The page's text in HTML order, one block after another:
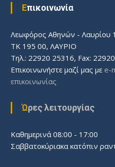
Επικοινωνία
Λεωφόρος Aθηνών - Λαυρίου 1
ΤΚ 195 00, ΛΑΥΡΙΟ
Τηλ.: 22920 25316, Fax:
Επικοινωνήστε μαζί μας με e-
επικοινωνίας
Ώρες λειτουργίας
Καθημερινά 08:00 - 17:00
Σαββατοκύριακα κατόπιν